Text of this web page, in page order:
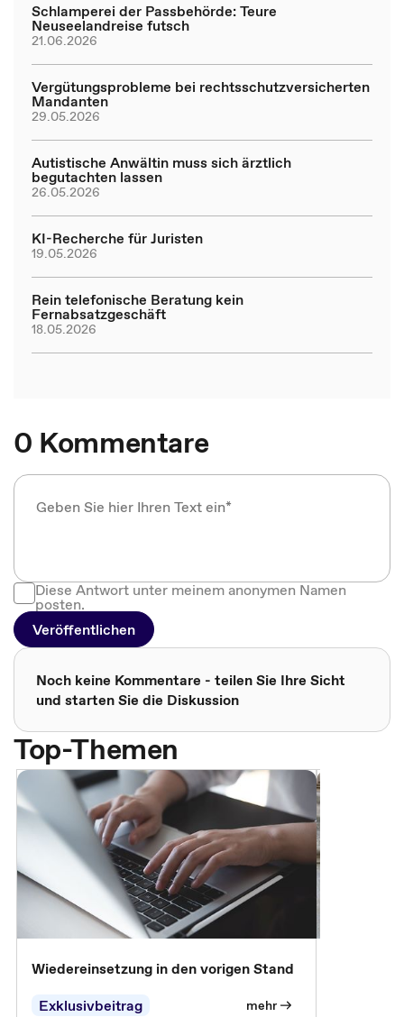
Schlamperei der Passbehörde: Teure
Neuseelandreise futsch
21.06.2026
Vergütungsprobleme bei rechtsschutzversicherten
Mandanten
29.05.2026
Autistische Anwältin muss sich ärztlich
begutachten lassen
26.05.2026
KI-Recherche für Juristen
19.05.2026
Rein telefonische Beratung kein
Fernabsatzgeschäft
18.05.2026
0 Kommentare
Diese Antwort unter meinem anonymen Namen
posten.
Veröffentlichen
Noch keine Kommentare - teilen Sie Ihre Sicht
und starten Sie die Diskussion
Top-Themen
Wiedereinsetzung in den vorigen Stand
Exklusivbeitrag
mehr